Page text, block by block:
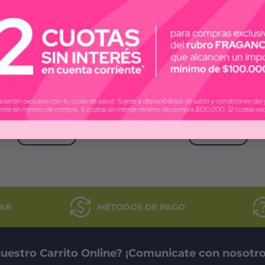
LA MARTINA
LA MARTINA BRAVO
DESODORANTE X 150 ML
$5.700
DOVE
DOVE ORIGINAL
ANTITRANSPIRANTE X
$7.671
MÉTODOS DE PAGO
Carrito Online? ¡Comunicate con